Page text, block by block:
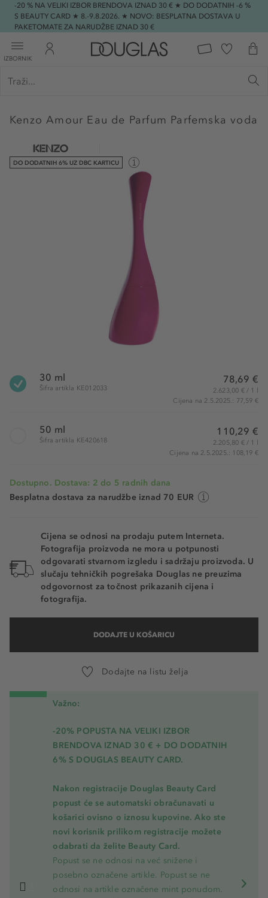
-20 % NA VELIKI IZBOR BRENDOVA IZNAD 30 € ★ DO DODATNIH -6 %
S BEAUTY CARD ★ 8.-9.8.2026. ★ NOVO: BESPLATNA DOSTAVA U
PAKETOMATE ZA NARUDŽBE IZNAD 30 €
IZBORNIK
KenzoAmour Eau de Parfum Parfemska voda
DO DODATNIH 6% UZ DBC KARTICU
30 ml
Šifra artikla KE012033
78,69 €
2.623,00 € / 1 l
Cijena na 2.5.2025.: 77,59 €
50 ml
Šifra artikla KE420618
110,29 €
2.205,80 € / 1 l
Cijena na 2.5.2025.: 108,19 €
Dostupno. Dostava: 2 do 5 radnih dana
Besplatna dostava za narudžbe iznad 70 EUR
Cijena se odnosi na prodaju putem Interneta.
Fotografija proizvoda ne mora u potpunosti
odgovarati stvarnom izgledu i sadržaju proizvoda. U
slučaju tehničkih pogrešaka Douglas ne preuzima
odgovornost za točnost prikazanih cijena i
fotografija.
DODAJTE U KOŠARICU
Dodajte na listu želja
Važno:
-20% POPUSTA NA VELIKI IZBOR
BRENDOVA IZNAD 30 € + DO DODATNIH
6% S DOUGLAS BEAUTY CARD.
Nakon registracije Douglas Beauty Card
popust će se automatski obračunavati u
košarici ovisno o iznosu kupovine. Ako ste
novi korisnik prilikom registracije možete
odabrati da želite Beauty Card.
Popust se ne odnosi na već snižene i
posebno označene artikle. Popust se ne
odnosi na artikle označene mint ponudom.